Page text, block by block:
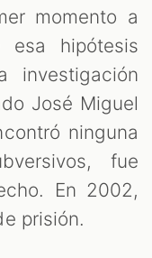
momento a
esa hipótesis
investigación
José Miguel
ninguna
fue
En 2002,
prisión.